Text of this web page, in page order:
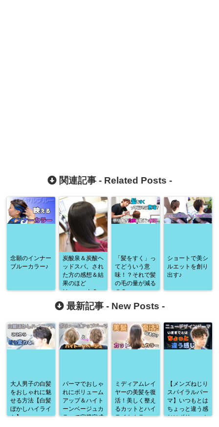
関連記事 - Related Posts -
念願のインナー
ブルーカラー♪
炭酸泉＆炭酸ヘ
ッドスパ。され
た方の感想＆結
果のほど
は・・・！？
「髪をすく」っ
てどういう意
味！？それで髪
の毛の量が減る
の？
ショートで美シ
ルエットを創り
出す♪
最新記事 - New Posts -
大人男子の白髪
をおしゃれに魅
せる方法【白髪
ぼかしハイライ
ト】
パーマでおしゃ
れにボリューム
アップ＆ハイト
ーンベージュカ
ラーで完璧完成
ミディアムレイ
ヤーの美髪を復
活！美しく整え
るカットとハイ
ライトカラー
【メンズねじり
スパイラルパー
マ】いつもとは
ちょっと違う感
じにボリューム